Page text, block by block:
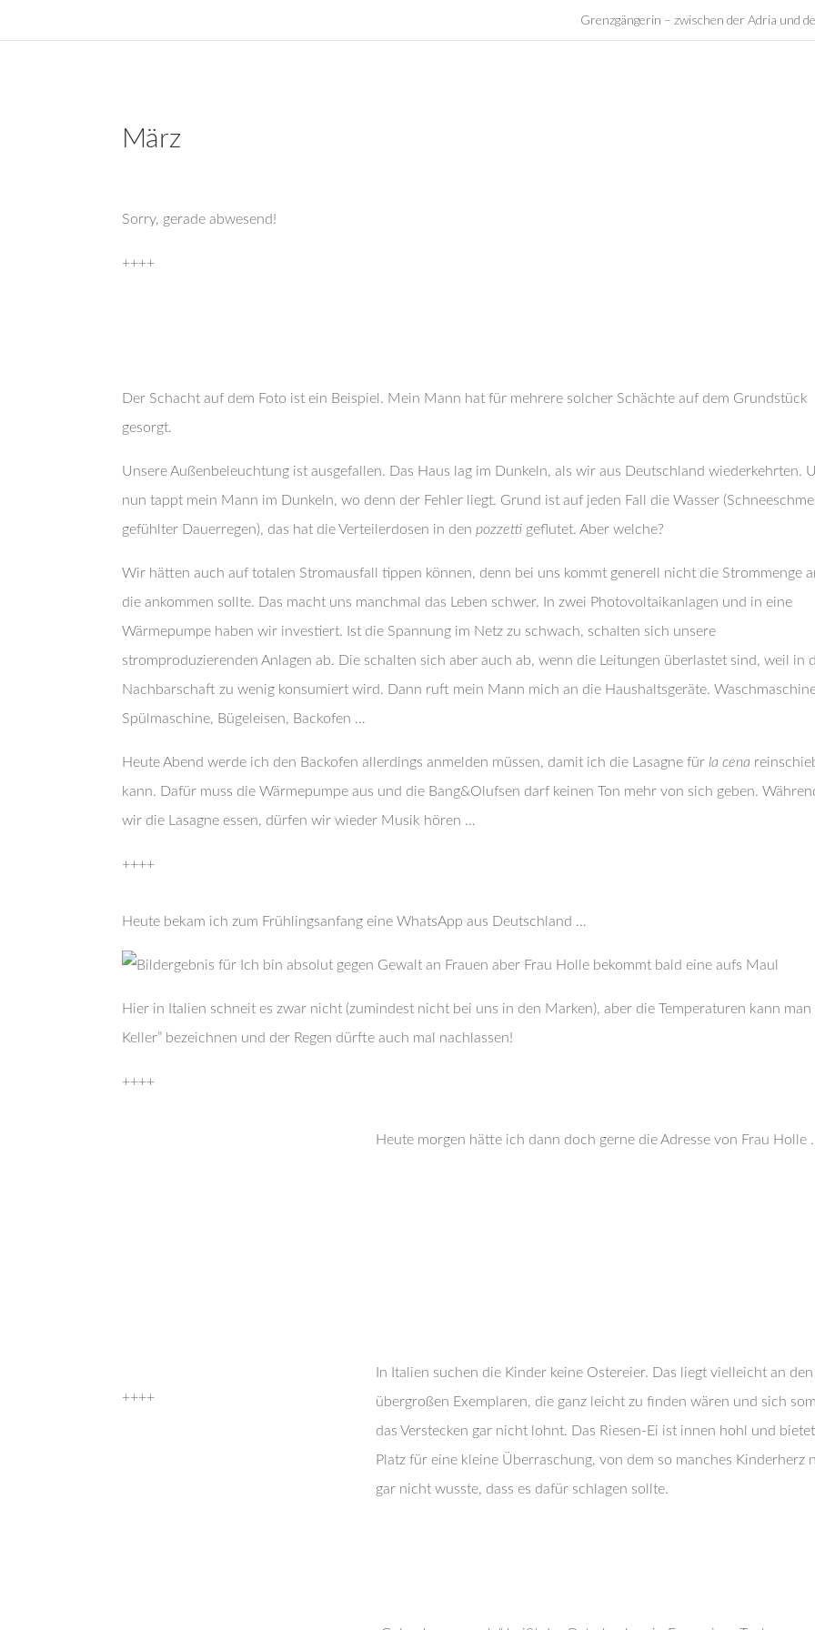
Grenzgängerin – zwischen der Adria und
März
Sorry, gerade abwesend!
++++
Der Schacht auf dem Foto ist ein Beispiel. Mein Mann hat für mehrere solcher Schächte auf dem Grundstück
gesorgt.
Unsere Außenbeleuchtung ist ausgefallen. Das Haus lag im Dunkeln, als wir aus Deutschland wiederkehrten.
nun tappt mein Mann im Dunkeln, wo denn der Fehler liegt. Grund ist auf jeden Fall die Wasser
gefühlter Dauerregen), das hat die Verteilerdosen in denpozzetti geflutet. Aber welche?
Wir hätten auch auf totalen Stromausfall tippen können, denn bei uns kommt generell nicht die Strommenge
die ankommen sollte. Das macht uns manchmal das Leben schwer. In zwei Photovoltaikanlagen und in eine
Wärmepumpe haben wir investiert. Ist die Spannung im Netz zu schwach, schalten sich unsere
stromproduzierenden Anlagen ab. Die schalten sich aber auch ab, wenn die Leitungen überlastet sind, weil in
Nachbarschaft zu wenig konsumiert wird. Dann ruft mein Mann mich an die Haushaltsgeräte.
Spülmaschine, Bügeleisen, Backofen …
Heute Abend werde ich den Backofen allerdings anmelden müssen, damit ich die Lasagne für la cena
kann. Dafür muss die Wärmepumpe aus und die Bang&Olufsen darf keinen Ton mehr von sich geben.
wir die Lasagne essen, dürfen wir wieder Musik hören …
++++
Heute bekam ich zum Frühlingsanfang eine WhatsApp aus Deutschland …
Hier in Italien schneit es zwar nicht (zumindest nicht bei uns in den Marken), aber die Temperaturen kann man
Keller” bezeichnen und der Regen dürfte auch mal nachlassen!
++++
Heute morgen hätte ich dann doch gerne die Adresse von Frau Holle
++++
In Italien suchen die Kinder keine Ostereier. Das liegt vielleicht an den
übergroßen Exemplaren, die ganz leicht zu finden wären und sich
das Verstecken gar nicht lohnt. Das Riesen-Ei ist innen hohl und bietet
Platz für eine kleine Überraschung, von dem so manches Kinderherz
gar nicht wusste, dass es dafür schlagen sollte.